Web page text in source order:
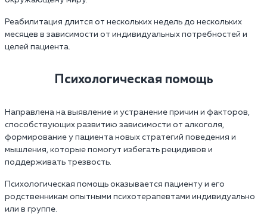
Реабилитация длится от нескольких недель до нескольких
месяцев в зависимости от индивидуальных потребностей и
целей пациента.
Психологическая помощь
Направлена на выявление и устранение причин и факторов,
способствующих развитию зависимости от алкоголя,
формирование у пациента новых стратегий поведения и
мышления, которые помогут избегать рецидивов и
поддерживать трезвость.
Психологическая помощь оказывается пациенту и его
родственникам опытными психотерапевтами индивидуально
или в группе.